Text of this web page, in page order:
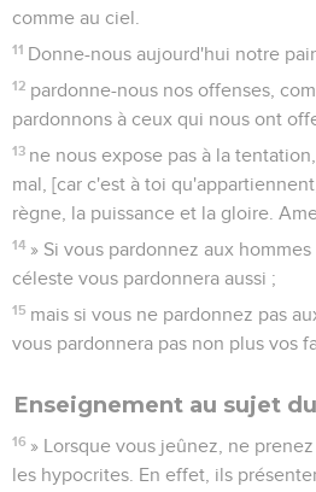
comme au ciel.
11 Donne-nous aujourd'hui notre
12 pardonne-nous nos offenses,
pardonnons à ceux qui nous ont
13 ne nous expose pas à la
mal, [car c'est à toi
règne, la puissance et la gloire.
14 » Si vous pardonnez aux
céleste vous pardonnera aussi ;
15 mais si vous ne pardonnez pas
vous pardonnera pas non plus vos
Enseignement au sujet
16 » Lorsque vous jeûnez, ne
les hypocrites. En effet, ils